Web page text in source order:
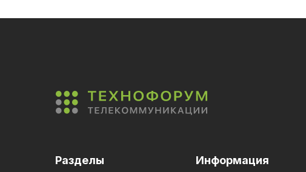
Разделы Информация